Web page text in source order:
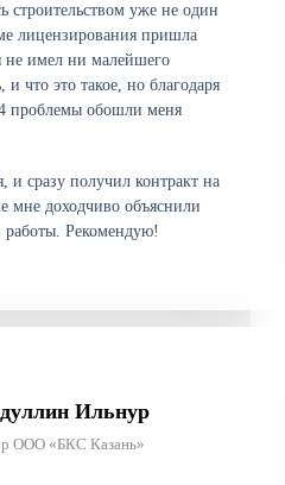
уже не один
лицензирования пришла
не имел ни малейшего
что это такое, но благодаря
проблемы обошли меня
и сразу получил контракт на
мне доходчиво объяснили
Рекомендую!
Ильнур
ООО «БКС Казань»